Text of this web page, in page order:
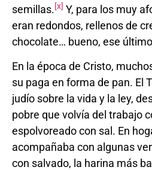
semillas.[x] Y, para los muy
eran redondos, rellenos de
chocolate… bueno, ese
En la época de Cristo,
su paga en forma de pan. El
judío sobre la vida y la ley,
pobre que volvía del trabajo
espolvoreado con sal. En
acompañaba con algunas
con salvado, la harina más